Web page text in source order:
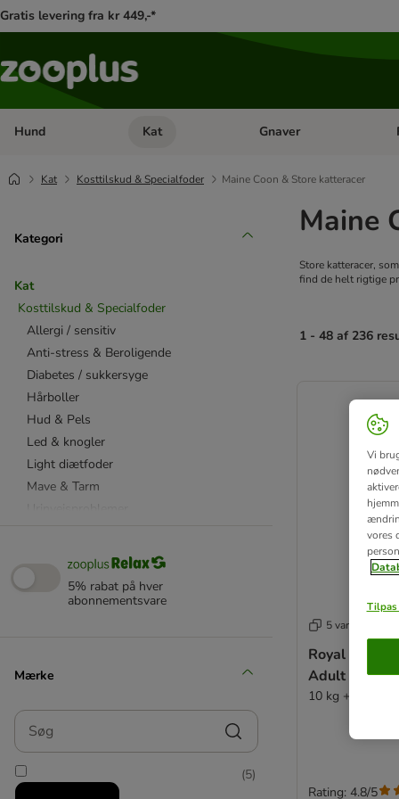
Gratis levering fra kr 449,-*
Hund Åben kategori menu: Hund
Kat Åben kategori menu: Kat
Gnaver
Kat Kosttilskud & Specialfoder Maine Coon & Store katteracer
Kategori
Kat
Kosttilskud & Specialfoder
Allergi / sensitiv
Anti-stress & Beroligende
Diabetes / sukkersyge
Hårboller
Hud & Pels
Led & knogler
Light diætfoder
Mave & Tarm
Lever & Skjoldbruskkirtel
Genopretning & Restitution
Steriliserede katte
Kattemalt
Kattemælk
Lakseolie
Fødevarekvalitet
5% rabat på hver
abonnementsvare
Mærke
Søg
(5)
Maine
Store katteracer,
find de helt rigtige
1 - 48 af 236
5 varianter
Royal Canin
Adult
10 kg + 2 kg
Rating: 4.8/5
Vi
vores